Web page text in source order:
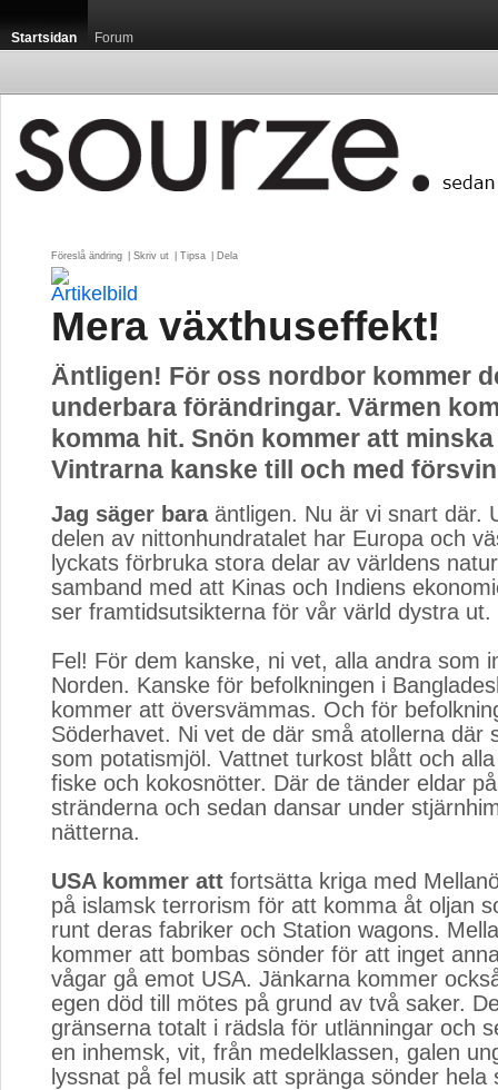
Startsidan Forum
Föreslå ändring Skriv ut Tipsa Dela
Mera växthuseffekt!
Äntligen! För oss nordbor kommer
underbara förändringar. Värmen
komma hit. Snön kommer att
Vintrarna kanske till och med
Jag säger baraäntligen. Nu är vi snart där.
delen av nittonhundratalet har Europa och
lyckats förbruka stora delar av världens
samband med att Kinas och Indiens
ser framtidsutsikterna för vår värld dystra ut.
Fel! För dem kanske, ni vet, alla andra som
Norden. Kanske för befolkningen i
kommer att översvämmas. Och för
Söderhavet. Ni vet de där små atollerna där
som potatismjöl. Vattnet turkost blått och
fiske och kokosnötter. Där de tänder eldar
stränderna och sedan dansar under
nätterna.
USA kommer att fortsätta kriga med
på islamsk terrorism för att komma åt oljan
runt deras fabriker och Station wagons.
kommer att bombas sönder för att inget
vågar gå emot USA. Jänkarna kommer
egen död till mötes på grund av två saker.
gränserna totalt i rädsla för utlänningar och
en inhemsk, vit, från medelklassen, galen
lyssnat på fel musik att spränga sönder hela